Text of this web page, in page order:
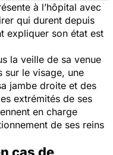
à l’hôpital avec
qui durent depuis
expliquer son état est
la veille de sa venue
sur le visage, une
jambe droite et des
extrémités de ses
en charge
de ses reins